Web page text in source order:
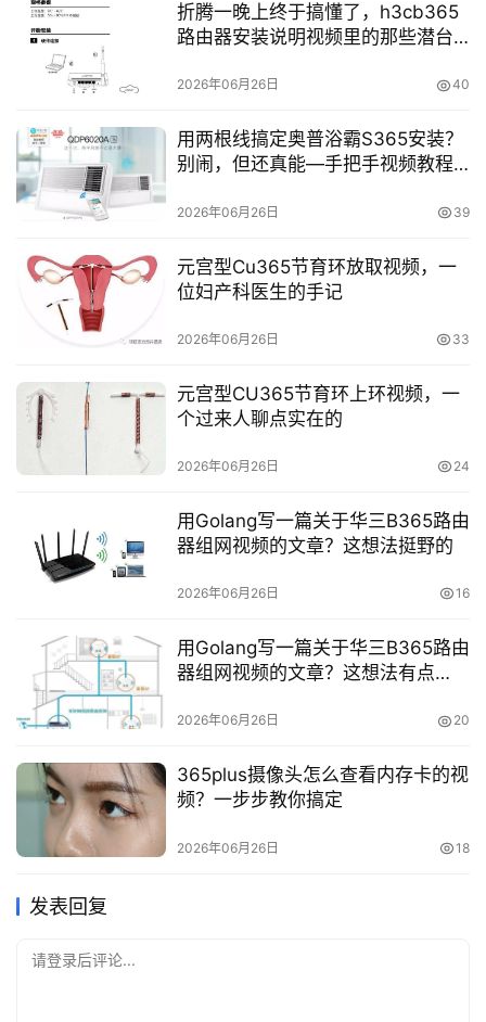
折腾一晚上终于搞懂了，h3cb365
路由器安装说明视频里的那些潜台
2026年06月26日 40
用两根线搞定奥普浴霸S365安装？
别闹，但还真能—手把手视频教程
2026年06月26日 39
元宫型Cu365节育环放取视频，一
位妇产科医生的手记
2026年06月26日 33
元宫型CU365节育环上环视频，一
个过来人聊点实在的
2026年06月26日 24
用Golang写一篇关于华三B365路由
器组网视频的文章？这想法挺野的
2026年06月26日 16
用Golang写一篇关于华三B365路由
器组网视频的文章？这想法有点
2026年06月26日 20
365plus摄像头怎么查看内存卡的视
频？一步步教你搞定
2026年06月26日 18
发表回复
请登录后评论...